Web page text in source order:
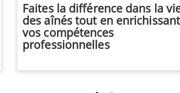
Faites la différence dans la
des aînés tout en enrichissant
vos compétences
professionnelles